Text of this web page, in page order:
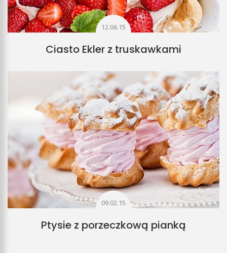
12.06.15
Ciasto Ekler z truskawkami
09.02.15
Ptysie z porzeczkową pianką